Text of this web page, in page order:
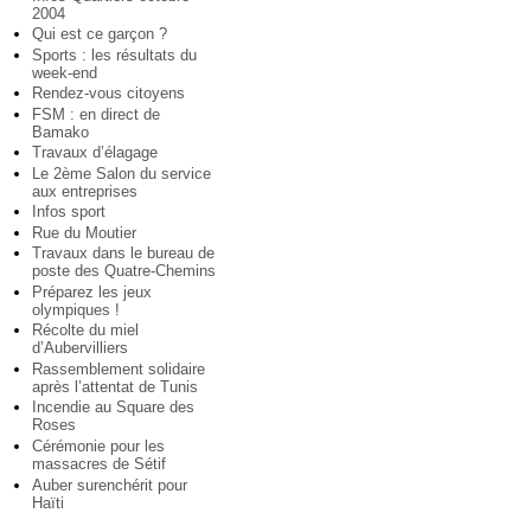
2004
Qui est ce garçon ?
Sports : les résultats du
week-end
Rendez-vous citoyens
FSM : en direct de
Bamako
Travaux d’élagage
Le 2ème Salon du service
aux entreprises
Infos sport
Rue du Moutier
Travaux dans le bureau de
poste des Quatre-Chemins
Préparez les jeux
olympiques !
Récolte du miel
d’Aubervilliers
Rassemblement solidaire
après l’attentat de Tunis
Incendie au Square des
Roses
Cérémonie pour les
massacres de Sétif
Auber surenchérit pour
Haïti